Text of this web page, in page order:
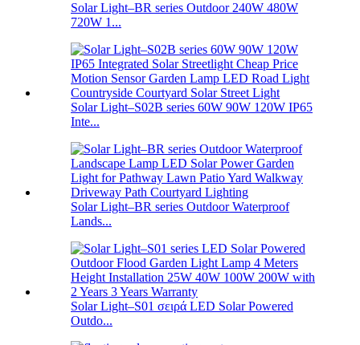
Solar Light–BR series Outdoor 240W 480W
720W 1...
Solar Light–S02B series 60W 90W 120W IP65
Inte...
Solar Light–BR series Outdoor Waterproof
Lands...
Solar Light–S01 σειρά LED Solar Powered
Outdo...